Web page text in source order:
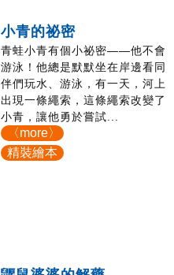
小青的祕密
青蛙小青有個小祕密——他不會
游泳！他總是默默坐在岸邊看同
伴們玩水、游泳，有一天，河上
出現一條繩索，這條繩索改變了
小青，讓他勇於嘗試...
〈more〉
精裝繪本